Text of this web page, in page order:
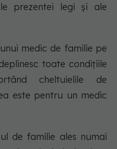
prezentei legi şi ale
medic de familie pe
toate condiţiile
cheltuielile de
este pentru un medic
de familie ales numai